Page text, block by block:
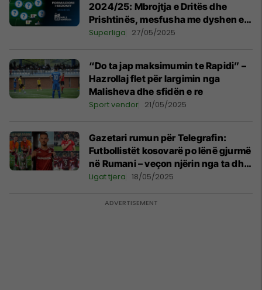
2024/25: Mbrojtja e Dritës dhe
Prishtinës, mesfusha me dyshen e
titullit dhe sulmi me top
Superliga 27/05/2025
“Do ta jap maksimumin te Rapidi” –
Hazrollaj flet për largimin nga
Malisheva dhe sfidën e re
Sport vendor 21/05/2025
Gazetari rumun për Telegrafin:
Futbollistët kosovarë po lënë gjurmë
në Rumani – veçon njërin nga ta dhe
përmend transferimin afër 1 milion
Ligat tjera 18/05/2025